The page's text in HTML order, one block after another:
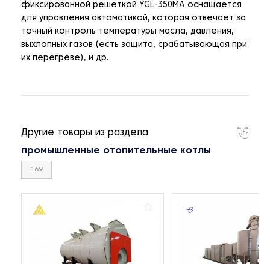
фиксированной решеткой YGL-350MA оснащается
для управления автоматикой, которая отвечает за
точный контроль температуры масла, давления,
выхлопных газов (есть защита, срабатывающая при
их перегреве), и др.
Другие товары из раздела
промышленные отопительные котлы
169